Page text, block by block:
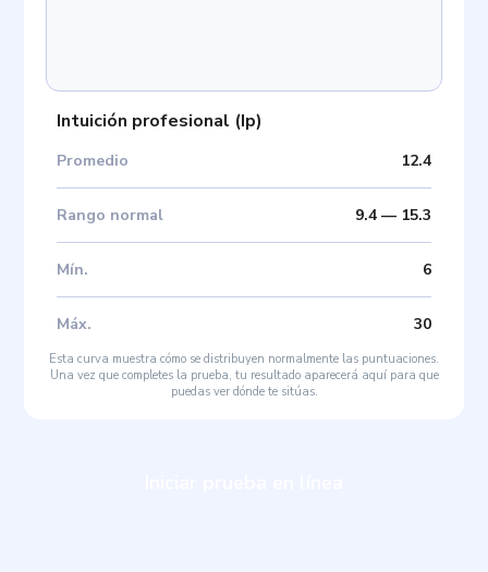
Intuición profesional (Ip)
Promedio 12.4
Rango normal 9.4— 15.3
Mín. 6
Máx. 30
Esta curva muestra cómo se distribuyen normalmente las puntuaciones.
Una vez que completes la prueba, tu resultado aparecerá aquí para que
puedas ver dónde te sitúas.